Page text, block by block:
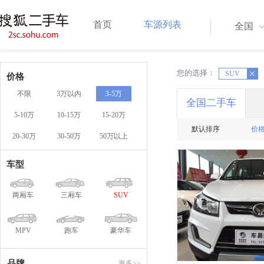
首页 车源列表 全国
价格
不限 3万以内 3-5万
5-10万 10-15万 15-20万
20-30万 30-50万 50万以上
车型
两厢车 三厢车 SUV
MPV 跑车 豪华车
您的选择： SUV
X X
全国二手车
默认排序 价